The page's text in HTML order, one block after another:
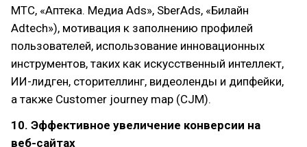
МТС, «Аптека. Медиа Ads», SberAds, «Билайн
Adtech»), мотивация к заполнению профилей
пользователей, использование инновационных
инструментов, таких как искусственный интеллект,
ИИ-лидген, сторителлинг, видеоленды и дипфейки,
а также Customer journey map (CJM).
10. Эффективное увеличение конверсии на
веб-сайтах